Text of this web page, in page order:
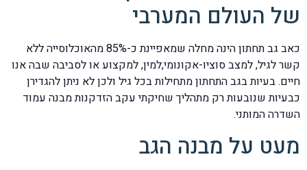
של העולם המערבי
כאב גב תחתון הינה מחלה שמאפיינת כ-85% מהאוכלוסייה ללא
קשר לגיל, למצב סוציו-אקונומי,למין, למקצוע או לסביבה שבה אנו
חיים. בעיות בגב התחתון מתחילות בכל גיל ולכן לא ניתן להגדירן
כבעיות שנובעות רק מתהליך שחיקתי עקב הזדקנות מבנה עמוד
השדרה המותני.
מעט על מבנה הגב